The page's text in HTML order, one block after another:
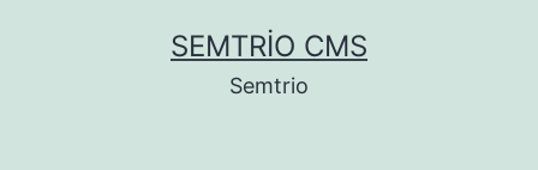
SEMTRIO CMS
Semtrio